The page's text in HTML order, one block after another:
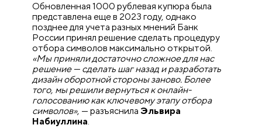
Обновленная 1000 рублевая купюра была
представлена еще в 2023 году, однако
позднее для учета разных мнений Банк
России принял решение сделать процедуру
отбора символов максимально открытой.
«Мы приняли достаточно сложное для нас
решение — сделать шаг назад и разработать
дизайн оборотной стороны заново. Более
того, мы решили вернуться к онлайн-
голосованию как ключевому этапу отбора
символов», — разъяснилаЭльвира
Набиуллина.